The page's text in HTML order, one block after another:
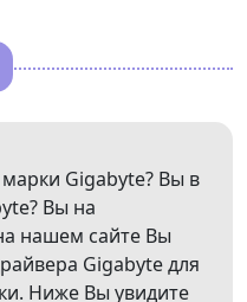
Gigabyte? Вы в
Вы на
нашем сайте Вы
Gigabyte для
Ниже Вы увидите